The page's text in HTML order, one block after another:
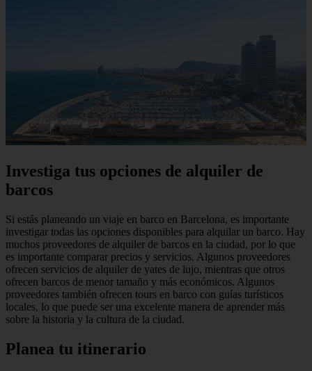
Investiga tus opciones de alquiler de
barcos
Si estás planeando un viaje en barco en Barcelona, es importante
investigar todas las opciones disponibles para alquilar un barco. Hay
muchos proveedores de alquiler de barcos en la ciudad, por lo que
es importante comparar precios y servicios. Algunos proveedores
ofrecen servicios de alquiler de yates de lujo, mientras que otros
ofrecen barcos de menor tamaño y más económicos. Algunos
proveedores también ofrecen tours en barco con guías turísticos
locales, lo que puede ser una excelente manera de aprender más
sobre la historia y la cultura de la ciudad.
Planea tu itinerario